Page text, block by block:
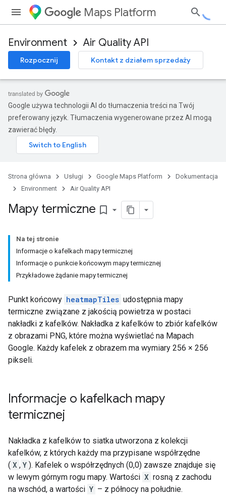
Maps Platform
Environment Air Quality API
Rozpocznij Kontakt z działem sprzedaży
Google używa technologii AI do tłumaczenia treści na Twój
preferowany język. Tłumaczenia wygenerowane przez AI mogą
zawierać błędy.
Strona główna Usługi Google Maps Platform
Dokumentacja
Environment
Air Quality API
Mapy termiczne bookmark_border
Na tej stronie
Informacje o kafelkach mapy termicznej
Informacje o punkcie końcowym mapy termicznej
Przykładowe żądanie mapy termicznej
Punkt końcowy heatmapTiles udostępnia mapy
termiczne związane z jakością powietrza w postaci
nakładki z kafelków. Nakładka z kafelków to zbiór kafelków
z obrazami PNG, które można wyświetlać na Mapach
Google. Każdy kafelek z obrazem ma wymiary 256 × 256
pikseli.
Informacje o kafelkach mapy
termicznej
Nakładka z kafelków to siatka utworzona z kolekcji
kafelków, z których każdy ma przypisane współrzędne
( X , Y ). Kafelek o współrzędnych (0,0) zawsze znajduje się
w lewym górnym rogu mapy. Wartości X rosną z zachodu
na wschód, a wartości Y – z północy na południe.